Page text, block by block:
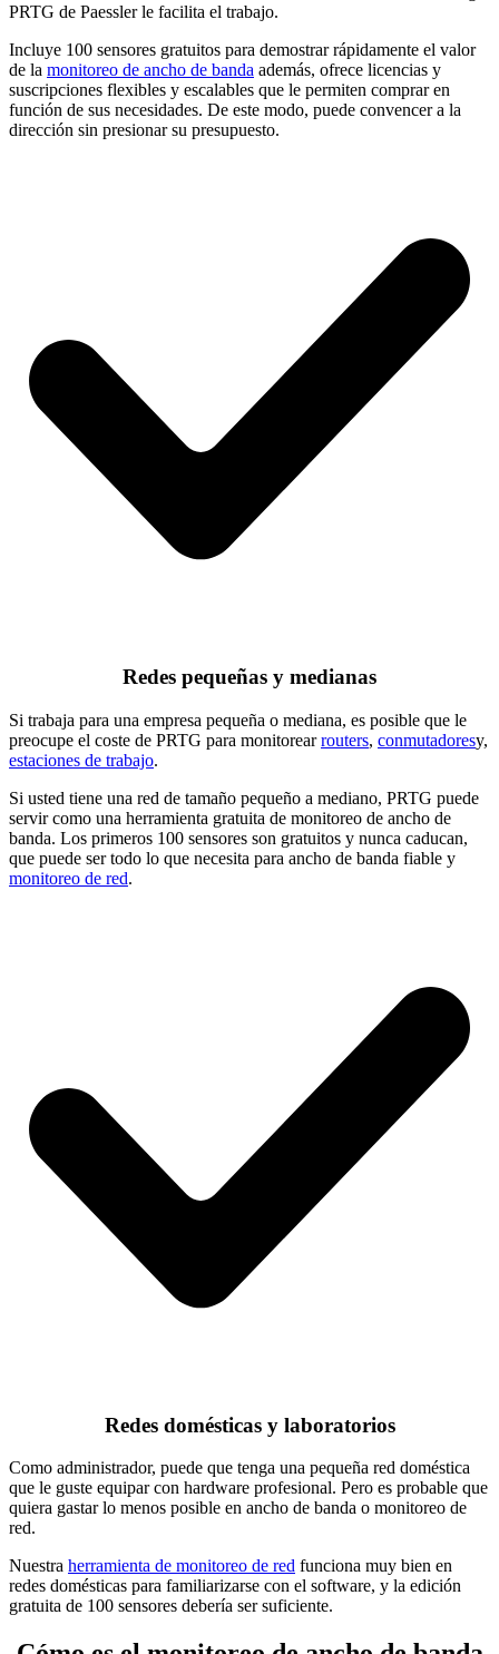
PRTG de Paessler le facilita el trabajo.
Incluye 100 sensores gratuitos para demostrar rápidamente el valor
de la monitoreo de ancho de banda además, ofrece licencias y
suscripciones flexibles y escalables que le permiten comprar en
función de sus necesidades. De este modo, puede convencer a la
dirección sin presionar su presupuesto.
Redes pequeñas y medianas
Si trabaja para una empresa pequeña o mediana, es posible que le
preocupe el coste de PRTG para monitorearrouters, conmutadoresy,
estaciones de trabajo.
Si usted tiene una red de tamaño pequeño a mediano, PRTG puede
servir como una herramienta gratuita de monitoreo de ancho de
banda. Los primeros 100 sensores son gratuitos y nunca caducan,
que puede ser todo lo que necesita para ancho de banda fiable y
monitoreo de red.
Redes domésticas y laboratorios
Como administrador, puede que tenga una pequeña red doméstica
que le guste equipar con hardware profesional. Pero es probable que
quiera gastar lo menos posible en ancho de banda o monitoreo de
red.
Nuestra herramienta de monitoreo de red funciona muy bien en
redes domésticas para familiarizarse con el software, y la edición
gratuita de 100 sensores debería ser suficiente.